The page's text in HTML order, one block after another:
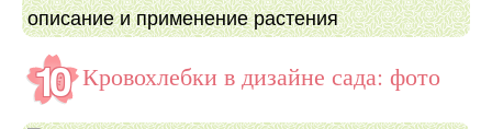
Кровохлебки в дизайне сада: фото